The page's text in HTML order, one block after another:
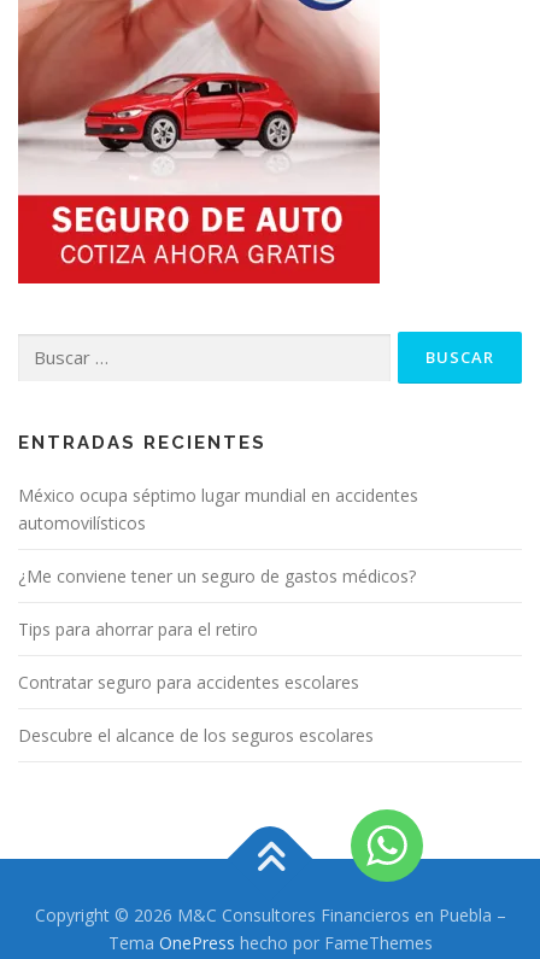
ENTRADAS RECIENTES
México ocupa séptimo lugar mundial en accidentes
automovilísticos
¿Me conviene tener un seguro de gastos médicos?
Tips para ahorrar para el retiro
Contratar seguro para accidentes escolares
Descubre el alcance de los seguros escolares
Copyright © 2026 M&C Consultores Financieros en Puebla –
Tema OnePress hecho por FameThemes